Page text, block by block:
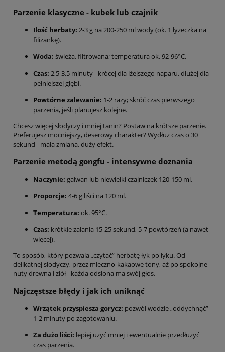
Parzenie klasyczne - kubek lub czajnik
Ilość herbaty: 2-3 g na 200-250 ml wody (ok. 1 łyżeczka na
filiżankę).
Woda: świeża, filtrowana; temperatura ok. 92-96°C.
Czas: 2,5-3,5 minuty - krócej dla lżejszego naparu, dłużej dla
pełniejszej głębi.
Powtórne zalewanie: 1-2 razy; skróć czas pierwszego
parzenia, jeśli planujesz kolejne.
Chcesz więcej słodyczy i mniej tanin? Postaw na krótsze parzenie.
Preferujesz mocniejszy, deserowy charakter? Wydłuż czas o 30
sekund - mała zmiana, duży efekt.
Parzenie metodą gongfu - intensywne doznania
Naczynie: gaiwan lub niewielki czajniczek 120-150 ml.
Proporcje: 4-6 g liści na 120 ml.
Temperatura: ok. 95°C.
Czas: krótkie zalania 15-25 sekund, 5-7 powtórzeń (a nawet
więcej).
To sposób, który pozwala „czytać” herbatę łyk po łyku. Od
delikatnej słodyczy, przez mleczno-kakaowe tony, aż po spokojne
nuty drewna i ziół - każda odsłona ma swój głos.
Najczęstsze błędy i jak ich uniknąć
Wrzątek przyspiesza gorycz: pozwól wodzie „oddychnąć”
1-2 minuty po zagotowaniu.
Za dużo liści: lepiej użyć mniej i ewentualnie przedłużyć
czas parzenia.